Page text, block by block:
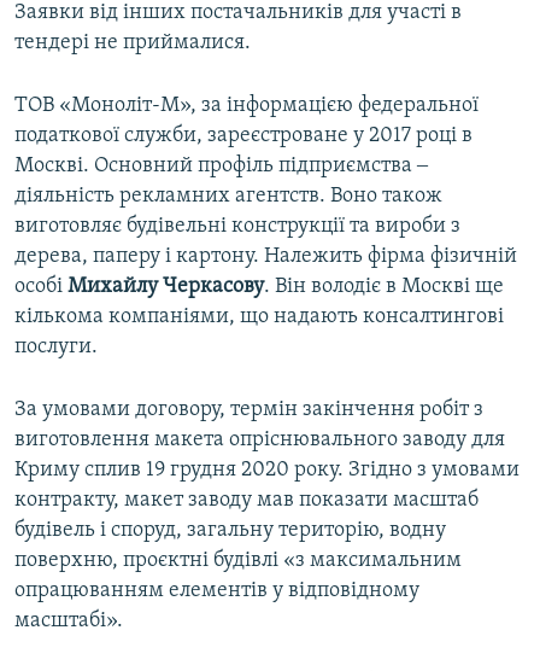
Заявки від інших постачальників для участі в
тендері не приймалися.
ТОВ «Моноліт-М», за інформацією федеральної
податкової служби, зареєстроване у 2017 році в
Москві. Основний профіль підприємства ‒
діяльність рекламних агентств. Воно також
виготовляє будівельні конструкції та вироби з
дерева, паперу і картону. Належить фірма фізичній
особі Михайлу Черкасову. Він володіє в Москві ще
кількома компаніями, що надають консалтингові
послуги.
За умовами договору, термін закінчення робіт з
виготовлення макета опріснювального заводу для
Криму сплив 19 грудня 2020 року. Згідно з умовами
контракту, макет заводу мав показати масштаб
будівель і споруд, загальну територію, водну
поверхню, проєктні будівлі «з максимальним
опрацюванням елементів у відповідному
масштабі».